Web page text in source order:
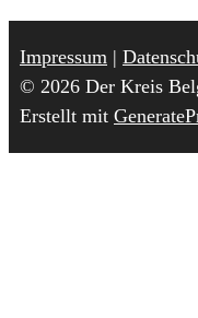
Impressum |
© 2026 Der Kreis
Erstellt mit